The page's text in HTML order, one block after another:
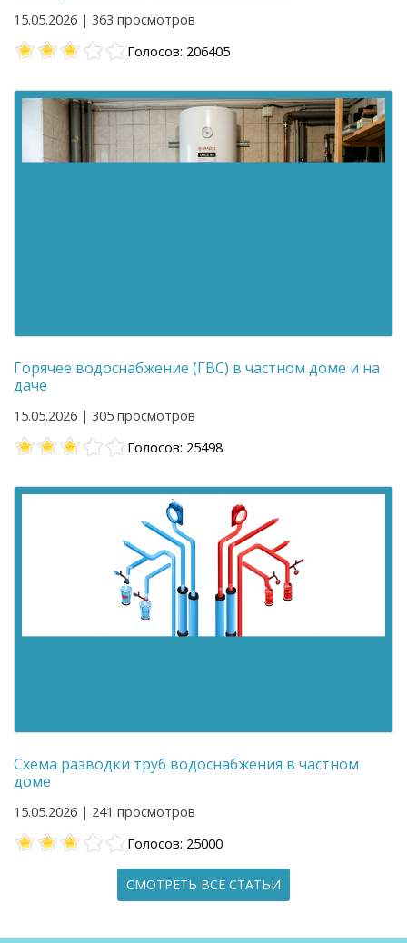
15.05.2026 | 363 просмотров
Голосов: 206405
Горячее водоснабжение (ГВС) в частном доме и на
даче
15.05.2026 | 305 просмотров
Голосов: 25498
Схема разводки труб водоснабжения в частном
доме
15.05.2026 | 241 просмотров
Голосов: 25000
СМОТРЕТЬ ВСЕ СТАТЬИ